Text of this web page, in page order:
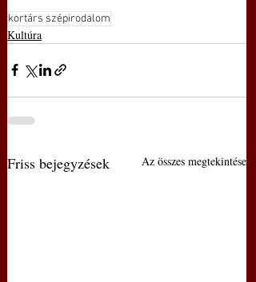
kortárs szépirodalom
Kultúra
Friss bejegyzések Az összes megtekintése